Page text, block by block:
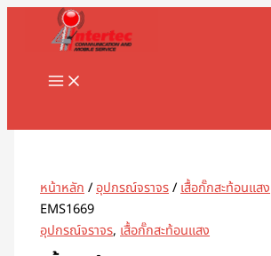
Skip
MAIN
MENU
หน้าหลัก/อุปกรณ์จราจร/เสื้อกั๊กสะท้อนแสง
EMS1669
อุปกรณ์จราจร,เสื้อกั๊กสะท้อนแสง
จำนวน
เสื้อ
สะท้อน
แสง